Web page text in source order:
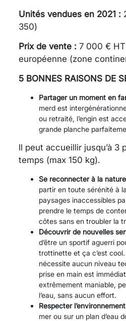
Unités vendues en 2021 :
350)
Prix de vente : 7 000 € HT
européenne (zone
5 BONNES RAISONS DE
Partager un moment en
merd est
ou retraité, l’engin est
grande planche
ll peut accueillir jusqu’à 3
temps (max 150 kg).
Se reconnecter à la
partir en toute sérénité à
paysages inaccessibles
prendre le temps de
côtes sans en troubler la
Découvrir de nouvelles
d’être un sportif aguerri
trottinette et ça c’est
nécessite aucun niveau
prise en main est
extrêmement maniable,
l’eau, sans aucun effort.
Respecter
mer ou sur un plan d’eau